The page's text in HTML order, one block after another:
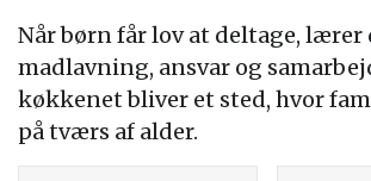
Når børn får lov at deltage, lærer
madlavning, ansvar og
køkkenet bliver et sted, hvor
på tværs af alder.